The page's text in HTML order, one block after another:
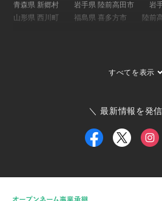
すべてを表示
青森県 新郷村
岩手県 陸前高田市
岩
山形県 西川町
福島県 喜多方市 陸前
茨城県 稲敷市 群馬県
小田原箱根商工会議所
福井県 事業承継・引継ぎ支援センター
＼ 最新情報を発